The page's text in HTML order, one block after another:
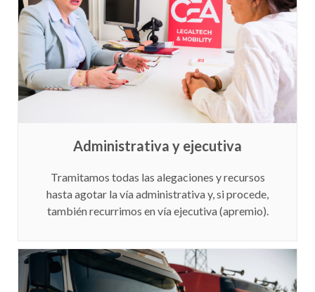
Tramitamos todas las alegaciones y recursos
hasta agotar la vía administrativa y, si procede,